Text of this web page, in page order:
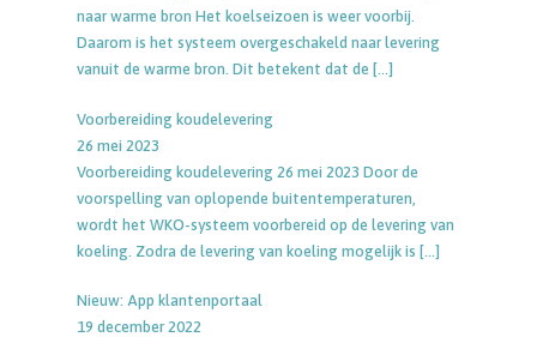
naar warme bron Het koelseizoen is weer voorbij.
Daarom is het systeem overgeschakeld naar levering
vanuit de warme bron. Dit betekent dat de […]
Voorbereiding koudelevering
26 mei 2023
Voorbereiding koudelevering 26 mei 2023 Door de
voorspelling van oplopende buitentemperaturen,
wordt het WKO-systeem voorbereid op de levering van
koeling. Zodra de levering van koeling mogelijk is […]
Nieuw: App klantenportaal
19 december 2022